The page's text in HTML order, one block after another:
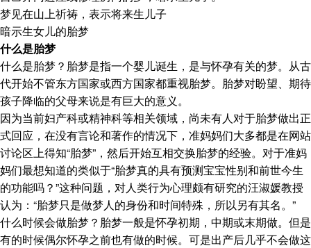
梦见在山上祈祷，表示将来生儿子
暗示生女儿的胎梦
什么是胎梦
什么是胎梦？胎梦是指一个婴儿诞生，是与怀孕有关的梦。从古
代开始不管东方国家或西方国家都重视胎梦。胎梦对盼望、期待
孩子降临的父母来说是有巨大的意义。
因为当前妇产科或精神科等相关领域，尚未有人对于胎梦做出正
式回应，在没有言论和著作的情况下，准妈妈们大多都是在网站
讨论区上得知“胎梦”，然后开始互相交换胎梦的经验。对于准妈
妈们最想知道的类似于“胎梦真的具有预测宝宝性别和前世今生
的功能吗？”这种问题，对人类行为心理颇有研究的汪淑媛教授
认为：“胎梦只是做梦人的身份和时间特殊，所以另有其名。”
什么时候会做胎梦？胎梦一般是怀孕初期，中期或末期做。但是
有的时候偶尔怀孕之前也有做的时候。可是出产后几乎不会做这